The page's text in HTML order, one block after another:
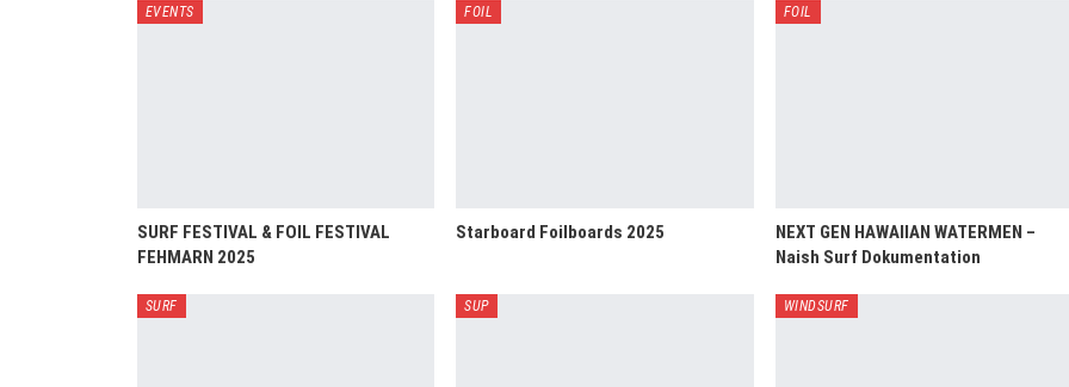
EVENTS
SURF FESTIVAL & FOIL FESTIVAL
FEHMARN 2025
FOIL
Starboard Foilboards 2025
FOIL
NEXT GEN HAWAIIAN WATERMEN –
Naish Surf Dokumentation
SURF SUP WINDSURF